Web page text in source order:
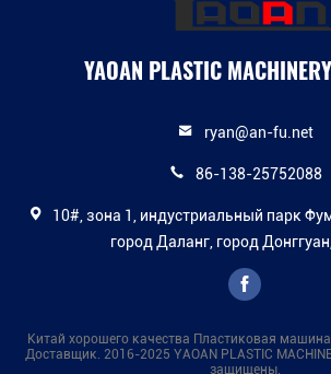
YAOAN PLASTIC
ryan@an-fu.net
86-138-25752088
10#, зона 1, индустриальный парк
город Даланг, город
Китай хорошего качества Пластиковая
Доставщик. 2016-2025 YAOAN PLASTIC
защищены.